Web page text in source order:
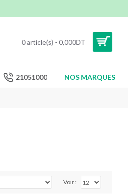
0 article(s) - 0,000DT
21051000 NOS MARQUES
Voir :